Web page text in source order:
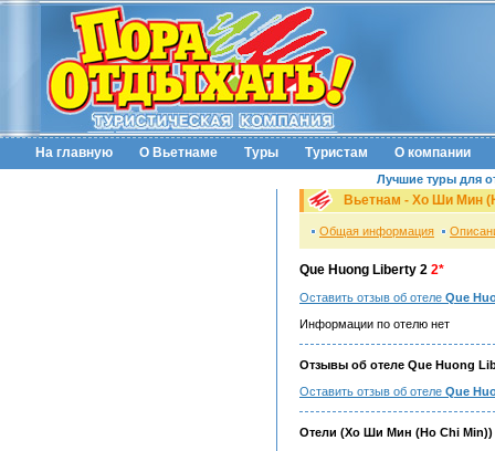
На главную О Вьетнаме Туры Туристам О компании
Лучшие туры для
Вьетнам - Хо Ши Мин
Общая информация
Que Huong Liberty 2 2*
Оставить отзыв об отеле Que
Информации по отелю нет
Отзывы об отеле Que Huong
Оставить отзыв об отеле Que
Отели (Хо Ши Мин (Ho Chi Min))